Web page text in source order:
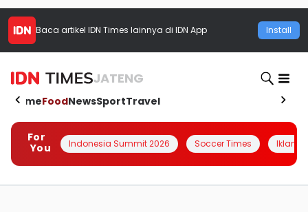
Baca artikel IDN Times lainnya di IDN App Install
JATENG
HomeFoodNewsSportTravel
For
You
Indonesia Summit 2026 Soccer Times Iklanin